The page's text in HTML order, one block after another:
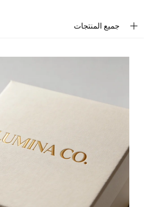
جميع المنتجات